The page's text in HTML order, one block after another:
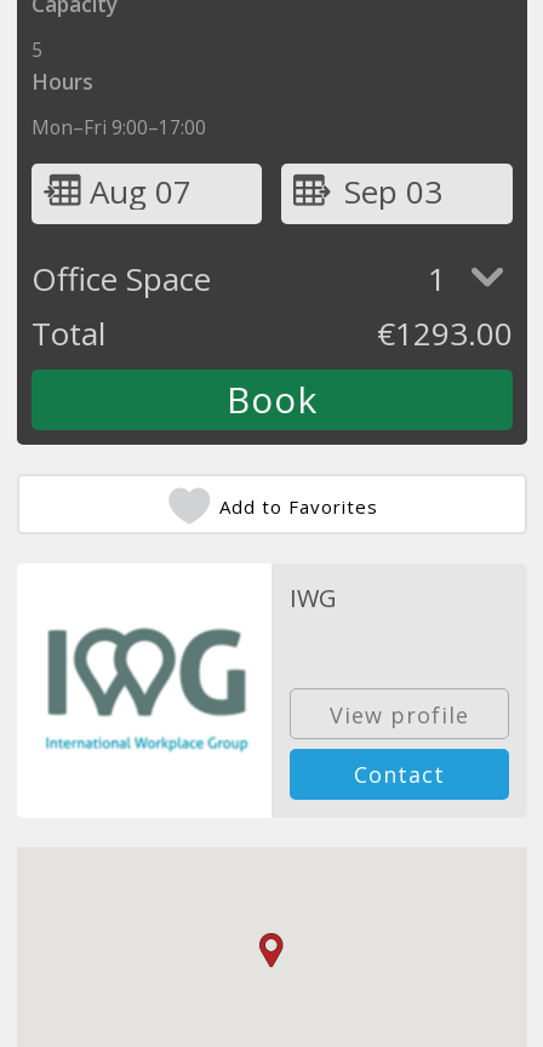
5
Hours
Mon–Fri 9:00–17:00
Aug 07
Sep 03
Office Space
1
Total
€1293.00
Add to Favorites
IWG
View profile
Contact